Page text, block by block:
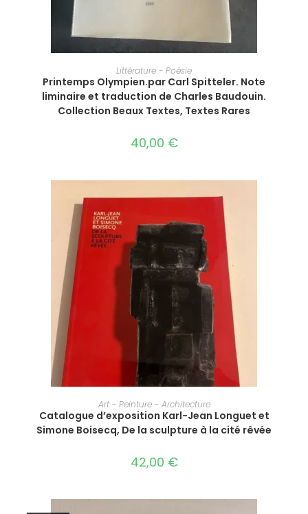
AJOUTER AU PANIER
Littérature - Poésie
Printemps Olympien.par Carl Spitteler. Note
liminaire et traduction de Charles Baudouin.
Collection Beaux Textes, Textes Rares
40,00 €
AJOUTER AU PANIER
Art - Peinture - Architecture
Catalogue d’exposition Karl-Jean Longuet et
Simone Boisecq, De la sculpture à la cité rêvée
42,00 €